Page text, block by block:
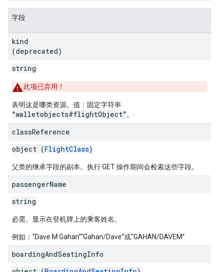
字段
kind
(deprecated)
string
此项已弃用！
表明这是哪类资源。值：固定字符串
"walletobjects#flightObject" 。
classReference
object (FlightClass)
父类的继承字段的副本。执行 GET 操作期间会检索这些字段。
passengerName
string
必需。显示在登机牌上的乘客姓名。
例如：“Dave M Gahan”“Gahan/Dave”或“GAHAN/DAVEM”
boardingAndSeatingInfo